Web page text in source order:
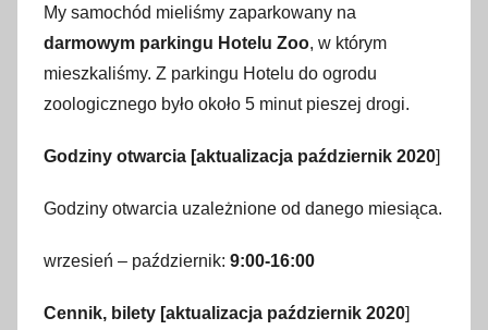
My samochód mieliśmy zaparkowany na
darmowym parkingu Hotelu Zoo, w którym
mieszkaliśmy. Z parkingu Hotelu do ogrodu
zoologicznego było około 5 minut pieszej drogi.
Godziny otwarcia [aktualizacja październik 2020]
Godziny otwarcia uzależnione od danego miesiąca.
wrzesień – październik: 9:00-16:00
Cennik, bilety [aktualizacja październik 2020]